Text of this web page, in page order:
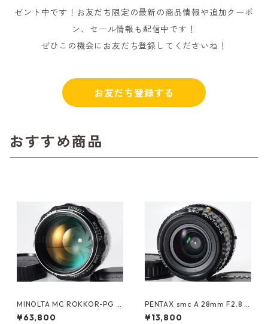
ゼント中です！お友だち限定の最新の商品情報や追加クーポ
ン、セール情報も配信中です！
ぜひこの機会にお友だち登録してくださいね！
お友だち登録する
おすすめ商品
MINOLTA MC ROKKOR-PG 5
8mm F1.2 整備済ミノルタ（61
200）
¥63,800
PENTAX smc A 28mm F2.8 K
マウント ペンタックス (6149
0)
¥13,800